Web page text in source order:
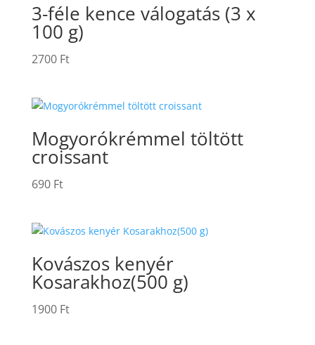
3-féle kence válogatás (3 x
100 g)
2700 Ft
Mogyorókrémmel töltött
croissant
690 Ft
Kovászos kenyér
Kosarakhoz(500 g)
1900 Ft